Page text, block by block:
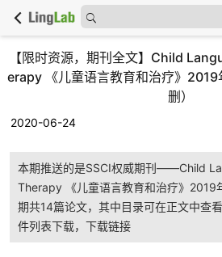
【限时资源，期刊全文】Child
erapy 《儿童语言教育和治疗》
删）
2020-06-24
本期推送的是SSCI权威期刊——Child
Therapy 《儿童语言教育和治疗》2019
期共14篇论文，其中目录可在正文中查
件列表下载，下载链接